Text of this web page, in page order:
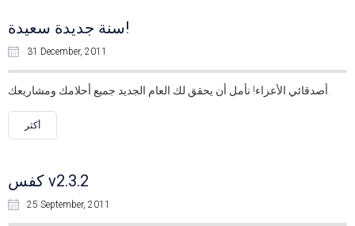
سنة جديدة سعيدة!
31 December, 2011
أكثر
كفس v2.3.2
25 September, 2011